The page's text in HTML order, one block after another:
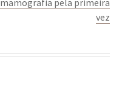
mamografia pela primeira
vez